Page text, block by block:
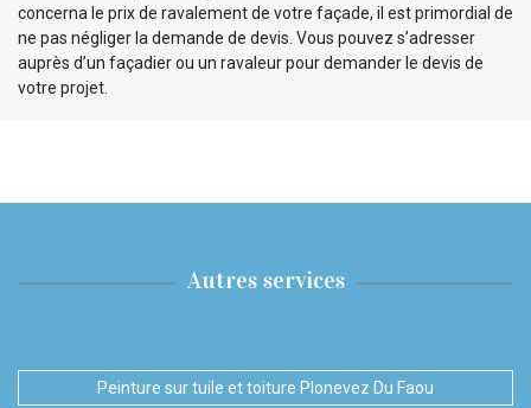
concerna le prix de ravalement de votre façade, il est primordial de
ne pas négliger la demande de devis. Vous pouvez s’adresser
auprès d’un façadier ou un ravaleur pour demander le devis de
votre projet.
Autres services
Peinture sur tuile et toiture Plonevez Du Faou